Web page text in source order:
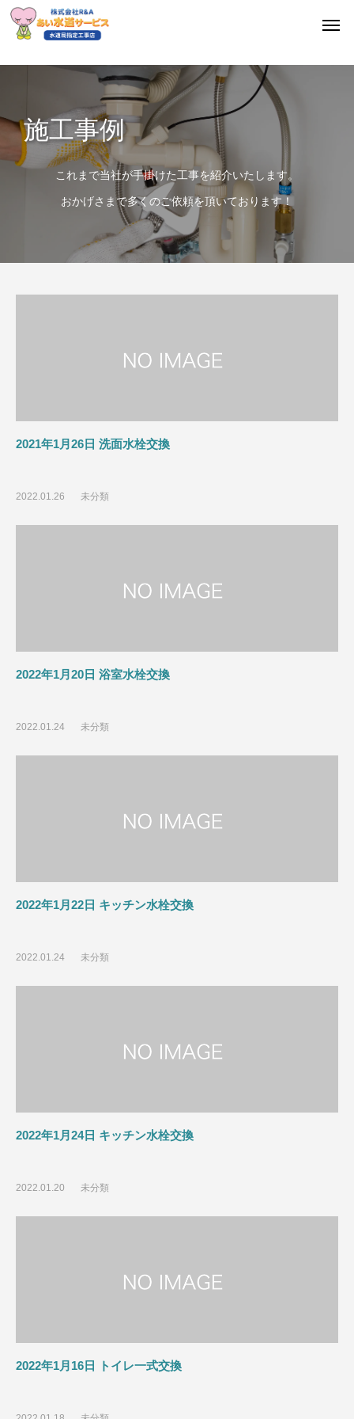
施工事例
これまで当社が手掛けた工事を紹介いたします。
おかげさまで多くのご依頼を頂いております！
2021年1月26日 洗面水栓交換
2022.01.26 未分類
2022年1月20日 浴室水栓交換
2022.01.24 未分類
2022年1月22日 キッチン水栓交換
2022.01.24 未分類
2022年1月24日 キッチン水栓交換
2022.01.20 未分類
2022年1月16日 トイレ一式交換